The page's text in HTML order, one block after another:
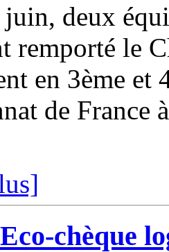
deux
remporté le
en 3ème
de France
Eco-chèque